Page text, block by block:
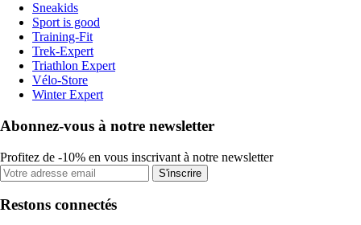
Sneakids
Sport is good
Training-Fit
Trek-Expert
Triathlon Expert
Vélo-Store
Winter Expert
Abonnez-vous à notre newsletter
Profitez de -10% en vous inscrivant à notre newsletter
S'inscrire
Restons connectés